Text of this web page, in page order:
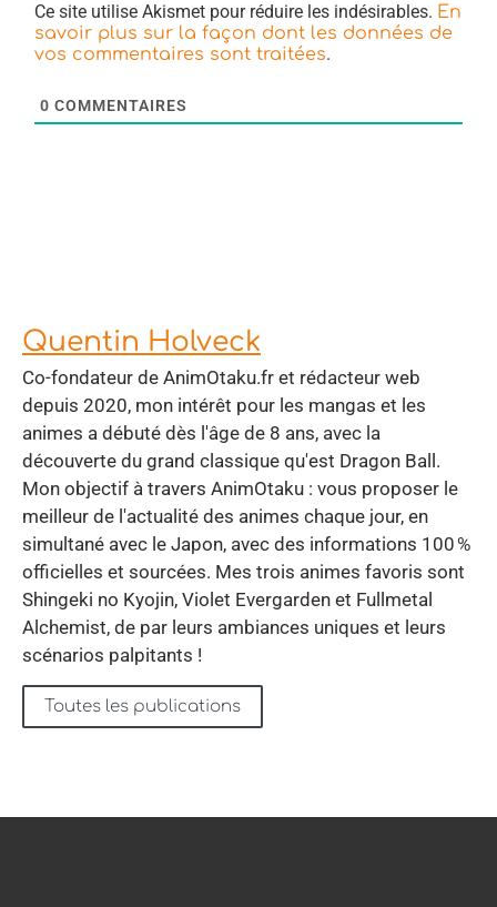
Ce site utilise Akismet pour réduire les indésirables. En
savoir plus sur la façon dont les données de
vos commentaires sont traitées.
0 COMMENTAIRES
Quentin Holveck
Co-fondateur de AnimOtaku.fr et rédacteur web
depuis 2020, mon intérêt pour les mangas et les
animes a débuté dès l'âge de 8 ans, avec la
découverte du grand classique qu'est Dragon Ball.
Mon objectif à travers AnimOtaku : vous proposer le
meilleur de l'actualité des animes chaque jour, en
simultané avec le Japon, avec des informations 100 %
officielles et sourcées. Mes trois animes favoris sont
Shingeki no Kyojin, Violet Evergarden et Fullmetal
Alchemist, de par leurs ambiances uniques et leurs
scénarios palpitants !
Toutes les publications